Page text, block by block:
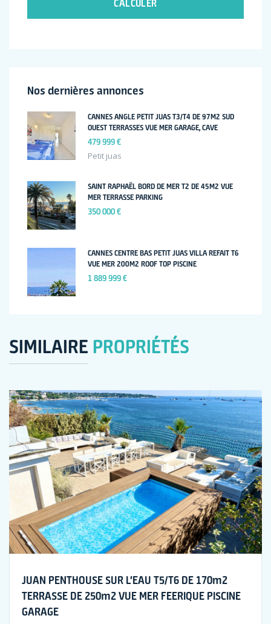
CALCULER
Nos dernières annonces
CANNES ANGLE PETIT JUAS T3/T4 DE 97M2 SUD
OUEST TERRASSES VUE MER GARAGE, CAVE
479 999 €
Petit juas
SAINT RAPHAËL BORD DE MER T2 DE 45M2 VUE
MER TERRASSE PARKING
350 000 €
CANNES CENTRE BAS PETIT JUAS VILLA REFAIT T6
VUE MER 200M2 ROOF TOP PISCINE
1 889 999 €
SIMILAIRE PROPRIÉTÉS
JUAN PENTHOUSE SUR L’EAU T5/T6 DE 170m2
TERRASSE DE 250m2 VUE MER FEERIQUE PISCINE
GARAGE